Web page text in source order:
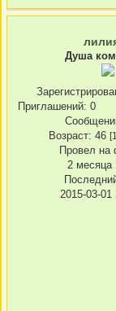
Душа
Приглашений: 0
Возраст: 46
Провел на
2 месяца
2015-03-01